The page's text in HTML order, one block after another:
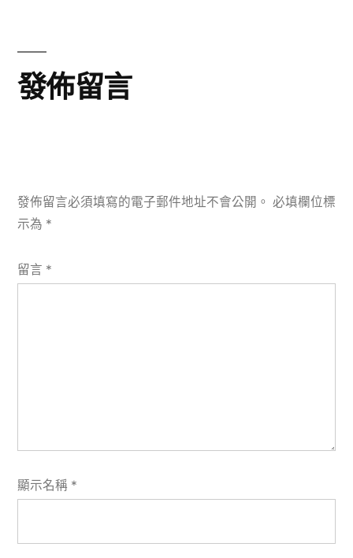
發佈留言
發佈留言必須填寫的電子郵件地址不會公開。 必填欄位標
示為 *
留言 *
顯示名稱 *